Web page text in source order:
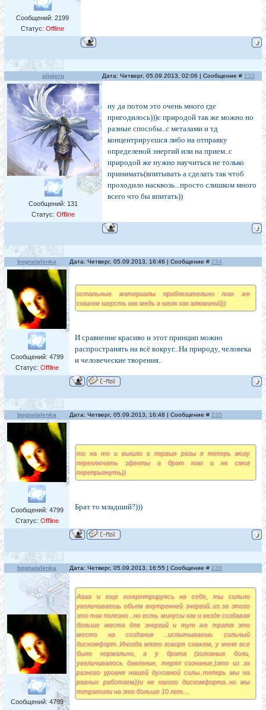
Сообщений: 2199
Статус: Offline
aligieru Дата: Четверг, 05.09.2013, 02:06 | Сообщение # 233
Сообщений: 131
Статус: Offline
ну да потом это очень много где
пригодилось)))с природой так же можно но
разные способы..с металами и тд
концентрируешся либо на отправку
определеной энергий или на прием..с
природой же нужно научиться не только
принимать(впитывать а сделать так чтоб
проходило насквозь...просто слишком много
всего что бы впитать))
bognatalenka Дата: Четверг, 05.09.2013, 16:46 | Сообщение # 234
Сообщений: 4799
Статус: Offline
остальные материалы приблезительно так же
скажем шерсть как медь а шелк как алюминий))
И сравнение красиво и этот принцип можно
распространять на всё вокруг...На природу, человека
и человеческие творения..
bognatalenka Дата: Четверг, 05.09.2013, 16:48 | Сообщение # 235
Сообщений: 4799
Статус: Offline
то на то и вышло в первые разы я теперь могу
переключать эфекты а брат так и не смог
перепрыгнуть))
Брат то младший?)))
bognatalenka Дата: Четверг, 05.09.2013, 16:55 | Сообщение # 236
Сообщений: 4799
Аааа и еще концентрируясь на себе, ты сильно
увеличиваешь обьем внутренней энергий..из за этого
это так полезно ..но есть минусы как и везде создавая
больше места для энергий и тут же тратя это
место на создание ..испытываешь сильный
дискомфорт..Иногда мягко говоря скажем, у меня все
было нормально, а у брата (головные боли,
увеличивалось давление, терял сознание.)это из за
разного уровня нашей духовной силы..теперь мы на
равных работаем))и не какого дискомфорта..но мы
потратили на это больше 10 лет....